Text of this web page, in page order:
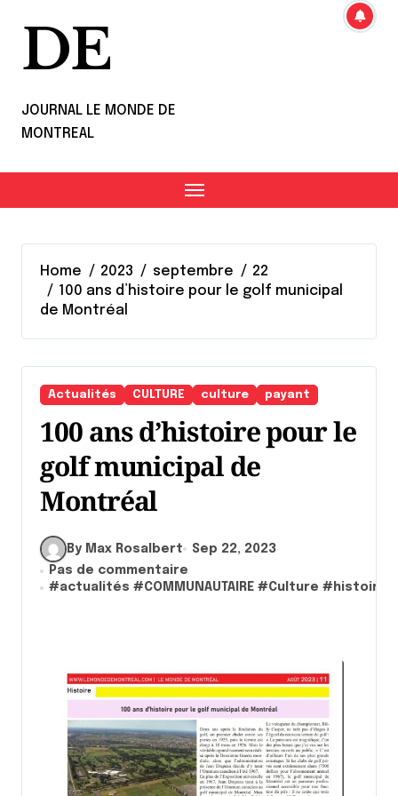
DE
JOURNAL LE MONDE DE
MONTREAL
Home 2023 septembre
22
100 ans d’histoire pour le golf municipal
de Montréal
Actualités CULTURE culture payant
100 ans d’histoire pour le
golf municipal de
Montréal
By Max Rosalbert
Sep 22, 2023
Pas de commentaire
#actualités #COMMUNAUTAIRE #Culture # histoire